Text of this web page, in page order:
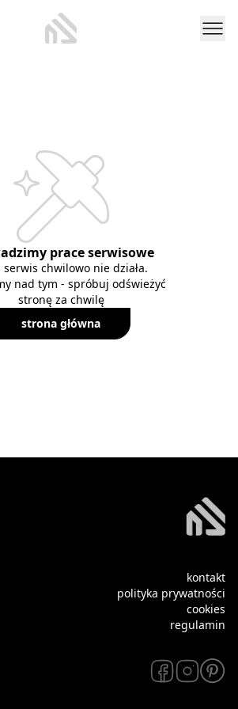
prace serwisowe
serwis chwilowo nie działa.
nad tym - spróbuj odświeżyć
stronę za chwilę
strona główna
kontakt
polityka prywatności
cookies
regulamin